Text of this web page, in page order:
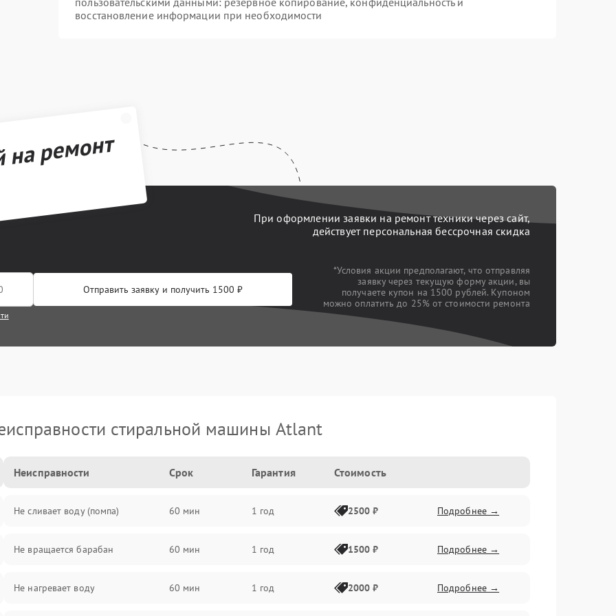
восстановление информации при необходимости
ремонт
При оформлении заявки на ремонт техники через сайт,
действует персональная бессрочная скидка
Отправить заявку и получить 1500 ₽
*Условия акции предполагают, что отправляя
заявку через текущую форму акции, вы
получаете купон на 1500 рублей. Купоном
можно оплатить до 25% от стоимости ремонта
стиральной машины Atlant
Неисправности Срок Гарантия Стоимость
Не сливает воду (помпа) 60 мин 1 год 2500 ₽ Подробнее →
Не вращается барабан 60 мин 1 год 1500 ₽ Подробнее →
Не нагревает воду 60 мин 1 год 2000 ₽ Подробнее →